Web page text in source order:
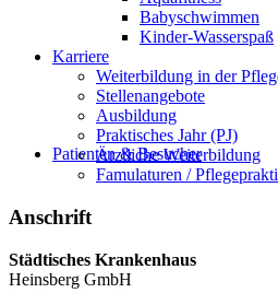
Patienten & Besucher
Babyschwimmen
Kinder-Wasserspaß
Karriere
Weiterbildung in der
Stellenangebote
Ausbildung
Praktisches Jahr (PJ)
Ärztliche Weiterbildung
Famulaturen /
Anschrift
Städtisches Krankenhaus
Heinsberg GmbH